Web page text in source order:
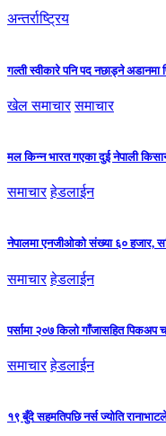
अन्तर्राष्ट्रिय
गल्ती स्वीकारे पनि पद नछाड्ने अडानमा
खेल समाचार समाचार
मल किन्न भारत गएका दुई नेपाली किसान
समाचार हेडलाईन
नेपालमा एनजीओको संख्या ६० हजार,
समाचार हेडलाईन
पर्सामा २०७ किलो गाँजासहित
समाचार हेडलाईन
१९ बुँदे सहमतिपछि नर्स ज्योति